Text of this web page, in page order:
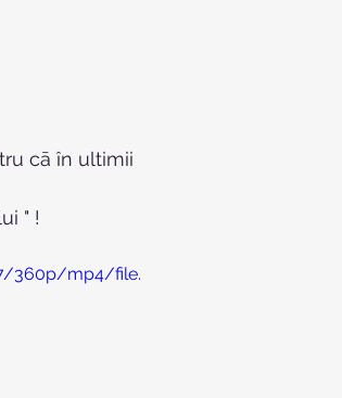
cā în ultimii
" !
360p/mp4/file.